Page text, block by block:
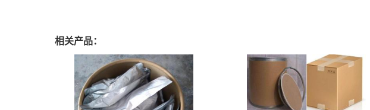
相关产品：